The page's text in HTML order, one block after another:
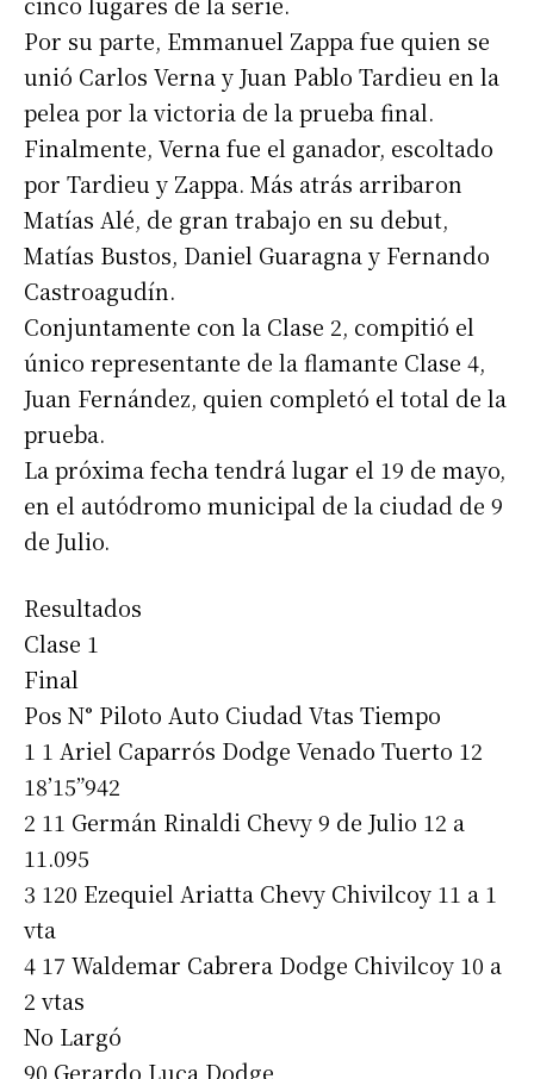
Por su parte, Emmanuel Zappa fue quien se
unió Carlos Verna y Juan Pablo Tardieu en la
pelea por la victoria de la prueba final.
Finalmente, Verna fue el ganador, escoltado
por Tardieu y Zappa. Más atrás arribaron
Matías Alé, de gran trabajo en su debut,
Matías Bustos, Daniel Guaragna y Fernando
Castroagudín.
Conjuntamente con la Clase 2, compitió el
único representante de la flamante Clase 4,
Juan Fernández, quien completó el total de la
prueba.
La próxima fecha tendrá lugar el 19 de mayo,
en el autódromo municipal de la ciudad de 9
de Julio.
Resultados
Clase 1
Final
Pos N° Piloto Auto Ciudad Vtas Tiempo
1 1 Ariel Caparrós Dodge Venado Tuerto 12
18’15”942
2 11 Germán Rinaldi Chevy 9 de Julio 12 a
11.095
3 120 Ezequiel Ariatta Chevy Chivilcoy 11 a 1
vta
4 17 Waldemar Cabrera Dodge Chivilcoy 10 a
2 vtas
No Largó
90 Gerardo Luca Dodge